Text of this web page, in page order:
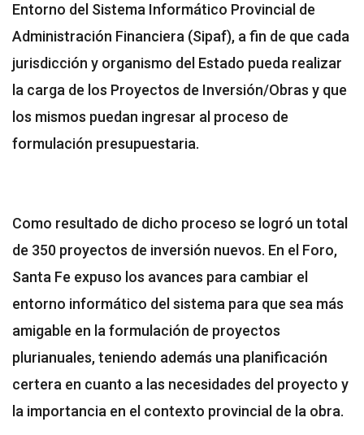
Entorno del Sistema Informático Provincial de
Administración Financiera (Sipaf), a fin de que cada
jurisdicción y organismo del Estado pueda realizar
la carga de los Proyectos de Inversión/Obras y que
los mismos puedan ingresar al proceso de
formulación presupuestaria.
Como resultado de dicho proceso se logró un total
de 350 proyectos de inversión nuevos. En el Foro,
Santa Fe expuso los avances para cambiar el
entorno informático del sistema para que sea más
amigable en la formulación de proyectos
plurianuales, teniendo además una planificación
certera en cuanto a las necesidades del proyecto y
la importancia en el contexto provincial de la obra.